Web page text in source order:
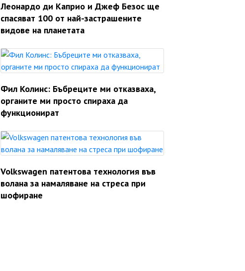
Леонардо ди Каприо и Джеф Безос ще
спасяват 100 от най-застрашените
видове на планетата
Фил Колинс: Бъбреците ми отказваха,
органите ми просто спираха да
функционират
Volkswagen патентова технология във
волана за намаляване на стреса при
шофиране